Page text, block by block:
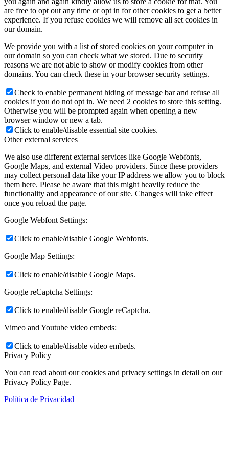
are free to opt out any time or opt in for other cookies to get a better
experience. If you refuse cookies we will remove all set cookies in
our domain.
We provide you with a list of stored cookies on your computer in
our domain so you can check what we stored. Due to security
reasons we are not able to show or modify cookies from other
domains. You can check these in your browser security settings.
Check to enable permanent hiding of message bar and refuse all
cookies if you do not opt in. We need 2 cookies to store this setting.
Otherwise you will be prompted again when opening a new
browser window or new a tab.
Click to enable/disable essential site cookies.
Other external services
We also use different external services like Google Webfonts,
Google Maps, and external Video providers. Since these providers
may collect personal data like your IP address we allow you to block
them here. Please be aware that this might heavily reduce the
functionality and appearance of our site. Changes will take effect
once you reload the page.
Google Webfont Settings:
Click to enable/disable Google Webfonts.
Google Map Settings:
Click to enable/disable Google Maps.
Google reCaptcha Settings:
Click to enable/disable Google reCaptcha.
Vimeo and Youtube video embeds:
Click to enable/disable video embeds.
Privacy Policy
You can read about our cookies and privacy settings in detail on our
Privacy Policy Page.
Política de Privacidad